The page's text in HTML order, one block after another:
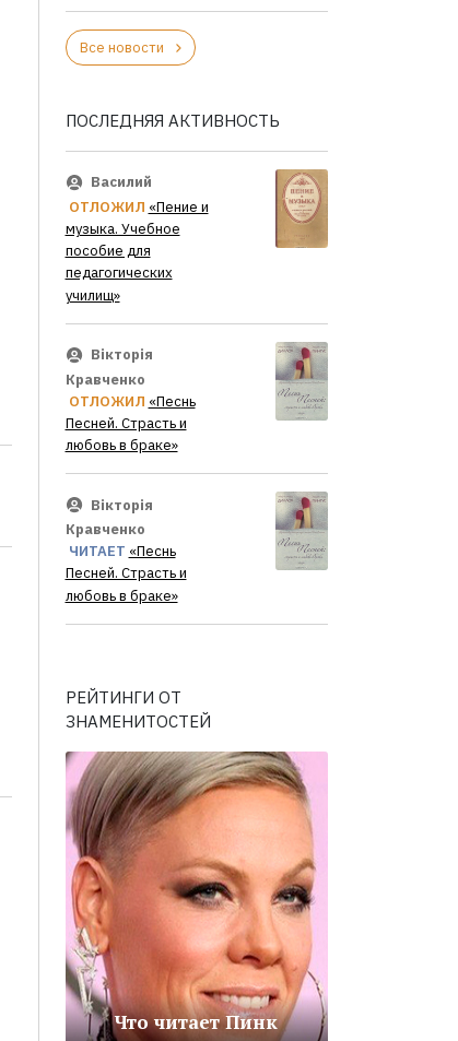
Все новости
ПОСЛЕДНЯЯ АКТИВНОСТЬ
Василий
ОТЛОЖИЛ «Пение и
музыка. Учебное
пособие для
педагогических
училищ»
Вікторія
Кравченко
ОТЛОЖИЛ «Песнь
Песней. Страсть и
любовь в браке»
Вікторія
Кравченко
ЧИТАЕТ «Песнь
Песней. Страсть и
любовь в браке»
РЕЙТИНГИ ОТ
ЗНАМЕНИТОСТЕЙ
Что читает Пинк